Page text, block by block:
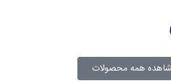
همه محصولات